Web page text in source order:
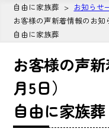
自由に家族葬
お知らせ
お客様の声新着情報のお知
自由に家族葬
お客様の声
月5日）
自由に家族葬